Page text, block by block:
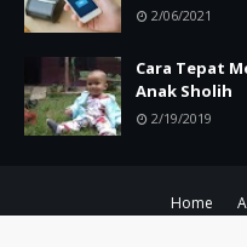
2/06/2021
Cara Tepat
Anak Sholih
2/19/2019
Home